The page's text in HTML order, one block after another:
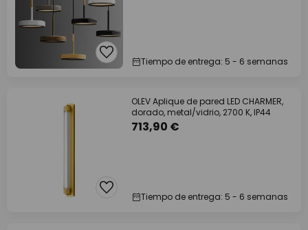
Tiempo de entrega: 5 - 6 semanas
OLEV Aplique de pared LED CHARMER,
dorado, metal/vidrio, 2700 K, IP44
713,90 €
Tiempo de entrega: 5 - 6 semanas